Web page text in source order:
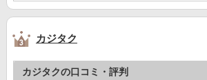
カジタク
カジタクの口コミ・評判